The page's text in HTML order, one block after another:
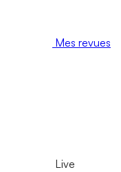
Mes revues
Live